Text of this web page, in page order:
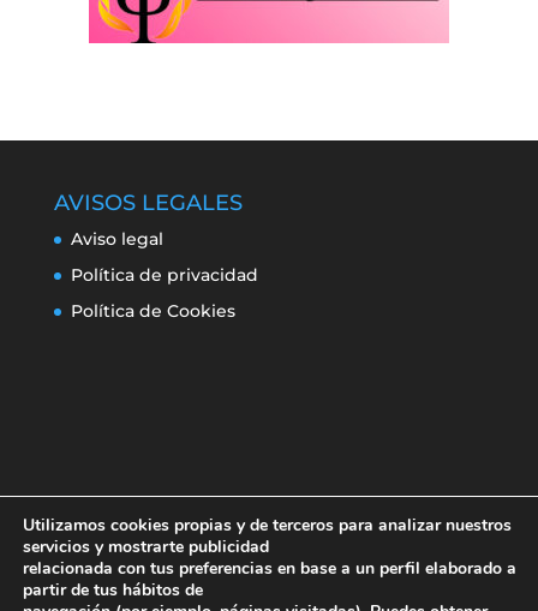
AVISOS LEGALES
Aviso legal
Política de privacidad
Política de Cookies
Utilizamos cookies propias y de terceros para analizar nuestros
servicios y mostrarte publicidad
relacionada con tus preferencias en base a un perfil elaborado a
partir de tus hábitos de